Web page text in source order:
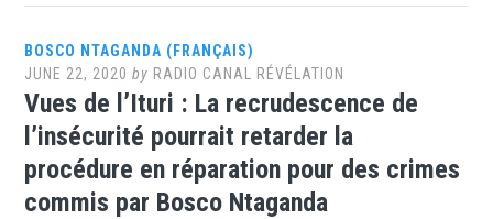
BOSCO NTAGANDA (FRANÇAIS)
JUNE 22, 2020 by RADIO CANAL RÉVÉLATION
Vues de l’Ituri : La recrudescence de
l’insécurité pourrait retarder la
procédure en réparation pour des crimes
commis par Bosco Ntaganda